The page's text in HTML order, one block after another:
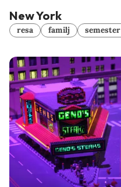
New York
resa familj semester